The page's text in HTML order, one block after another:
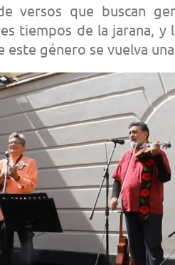
versos que buscan
tiempos de la jarana,
este género se vuelva